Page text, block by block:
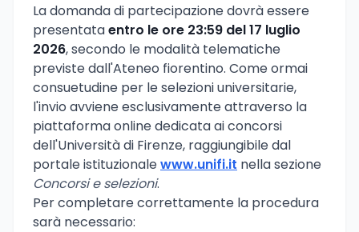
La domanda di partecipazione dovrà essere
presentataentro le ore 23:59 del 17 luglio
2026, secondo le modalità telematiche
previste dall'Ateneo fiorentino. Come ormai
consuetudine per le selezioni universitarie,
l'invio avviene esclusivamente attraverso la
piattaforma online dedicata ai concorsi
dell'Università di Firenze, raggiungibile dal
portale istituzionalewww.unifi.it nella sezione
Concorsi e selezioni.
Per completare correttamente la procedura
sarà necessario: